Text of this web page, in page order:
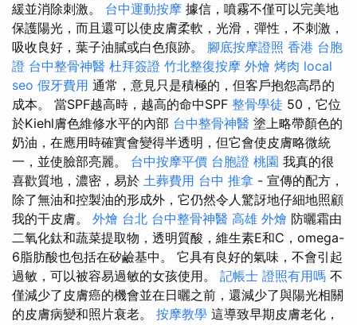
緩並消除刺激。 台中運動按摩 據信，噴霧不僅可以完美地
保護陽光，而且還可以使皮膚柔軟，光滑，彈性，不刺激，
吸收良好，葉子油膩或白色痕跡。 腳底按摩證照 香港 台胞
證 台中整骨神醫 杜拜簽證 竹北整復按摩 外燴 烤肉 local
seo 假牙費用 通常，意見只是積極的，但客戶抱怨高昂的
成本。 當SPF越高時，越高的命中SPF 整骨學徒 50，它位
於Kiehl膚色維修水平的內部 台中整骨神醫 塗上略帶顏色的
奶油，在應用時確實會變得半透明，但它會使皮膚略微統
一，並使臉部亮麗。 台中按摩平價 台胞證 桃園 我真的很
喜歡質地，濃密，易於 土葬費用 台中 推拿 - 宣傳的配方，
除了無油和控製油的形成外，它仍然令人驚訝地仔細地照顧
我的干皮膚。 外燴 台北 台中整骨神醫 高雄 外燴 防曬霜由
二氧化鈦和蔬菜提取物，透明質酸，維生素E和C，omega-
6脂肪酸也包括在矽鹼基中。 它具有良好的氣味，不會引起
過敏，可以被容易過敏的女孩使用。 記帳士 證照有用嗎 不
僅減少了皮膚癌的機會並在日曬之前，還減少了與陽光相關
的皮膚病變和照片衰老。 按摩教學 這導致早期皮膚老化，